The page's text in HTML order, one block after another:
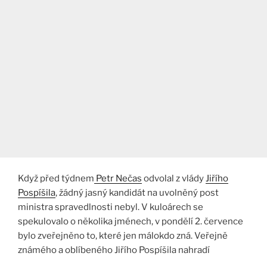
Když před týdnem Petr Nečas odvolal z vládyJiřího
Pospíšila, žádný jasný kandidát na uvolněný post
ministra spravedlnosti nebyl. V kuloárech se
spekulovalo o několika jménech, v pondělí 2. července
bylo zveřejněno to, které jen málokdo zná. Veřejně
známého a oblíbeného Jiřího Pospíšila nahradí